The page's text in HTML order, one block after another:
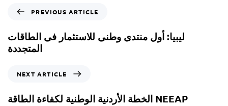
PREVIOUS ARTICLE
ليبيا: أول منتدى وطنى للاستثمار فى الطاقات
المتجددة
NEXT ARTICLE
الخطة الأردنية الوطنية لكفاءة الطاقة NEEAP